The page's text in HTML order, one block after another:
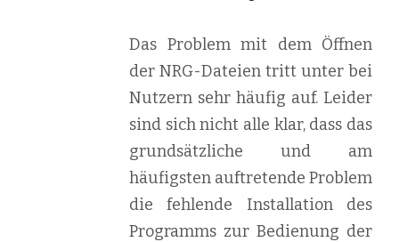
Das Problem mit dem Öffnen
der NRG-Dateien tritt unter bei
Nutzern sehr häufig auf. Leider
sind sich nicht alle klar, dass das
grundsätzliche und am
häufigsten auftretende Problem
die fehlende Installation des
Programms zur Bedienung der